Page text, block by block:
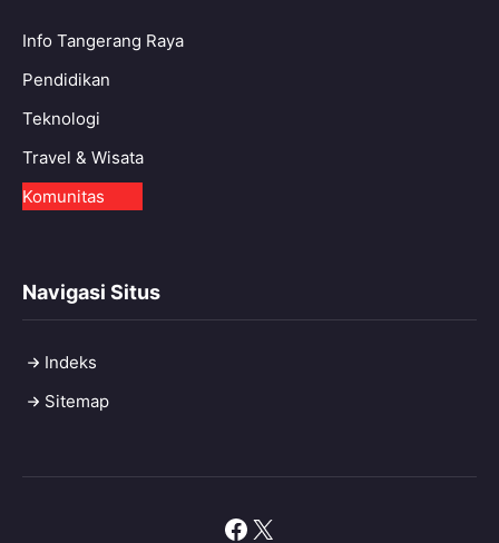
Info Tangerang Raya
Pendidikan
Teknologi
Travel & Wisata
Komunitas
Navigasi Situs
Indeks
Sitemap
Facebook
X